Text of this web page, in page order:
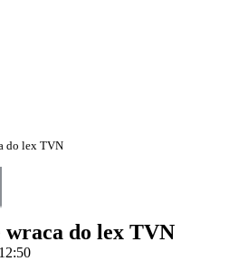
do lex TVN
wraca do lex TVN